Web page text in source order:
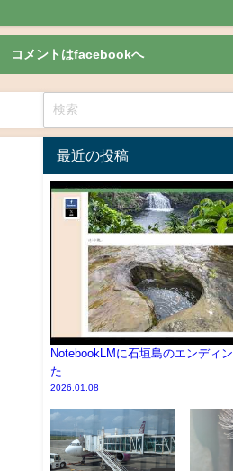
コメントはfacebookへ
最近の投稿
NotebookLMに石垣島のエンディ
た
2026.01.08